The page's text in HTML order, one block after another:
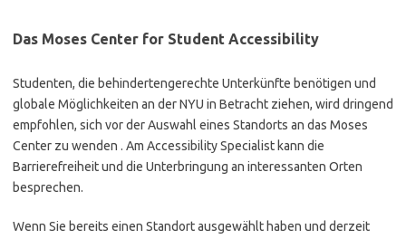
Das Moses Center for Student Accessibility
Studenten, die behindertengerechte Unterkünfte benötigen und
globale Möglichkeiten an der NYU in Betracht ziehen, wird dringend
empfohlen, sich vor der Auswahl eines Standorts an das Moses
Center zu wenden . Am Accessibility Specialist kann die
Barrierefreiheit und die Unterbringung an interessanten Orten
besprechen.
Wenn Sie bereits einen Standort ausgewählt haben und derzeit